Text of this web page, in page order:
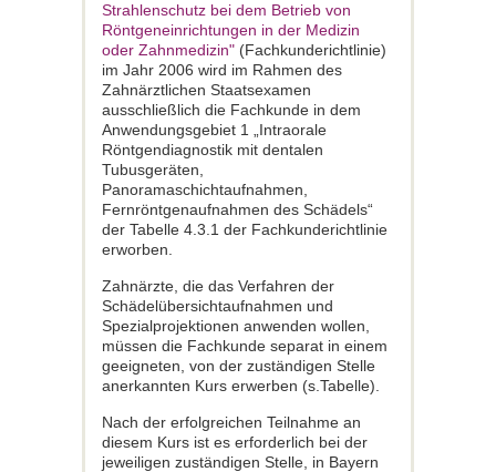
Strahlenschutz bei dem Betrieb von
Röntgeneinrichtungen in der Medizin
oder Zahnmedizin" (Fachkunderichtlinie)
im Jahr 2006 wird im Rahmen des
Zahnärztlichen Staatsexamen
ausschließlich die Fachkunde in dem
Anwendungsgebiet 1 „Intraorale
Röntgendiagnostik mit dentalen
Tubusgeräten,
Panoramaschichtaufnahmen,
Fernröntgenaufnahmen des Schädels“
der Tabelle 4.3.1 der Fachkunderichtlinie
erworben.
Zahnärzte, die das Verfahren der
Schädelübersichtaufnahmen und
Spezialprojektionen anwenden wollen,
müssen die Fachkunde separat in einem
geeigneten, von der zuständigen Stelle
anerkannten Kurs erwerben (s.Tabelle).
Nach der erfolgreichen Teilnahme an
diesem Kurs ist es erforderlich bei der
jeweiligen zuständigen Stelle, in Bayern